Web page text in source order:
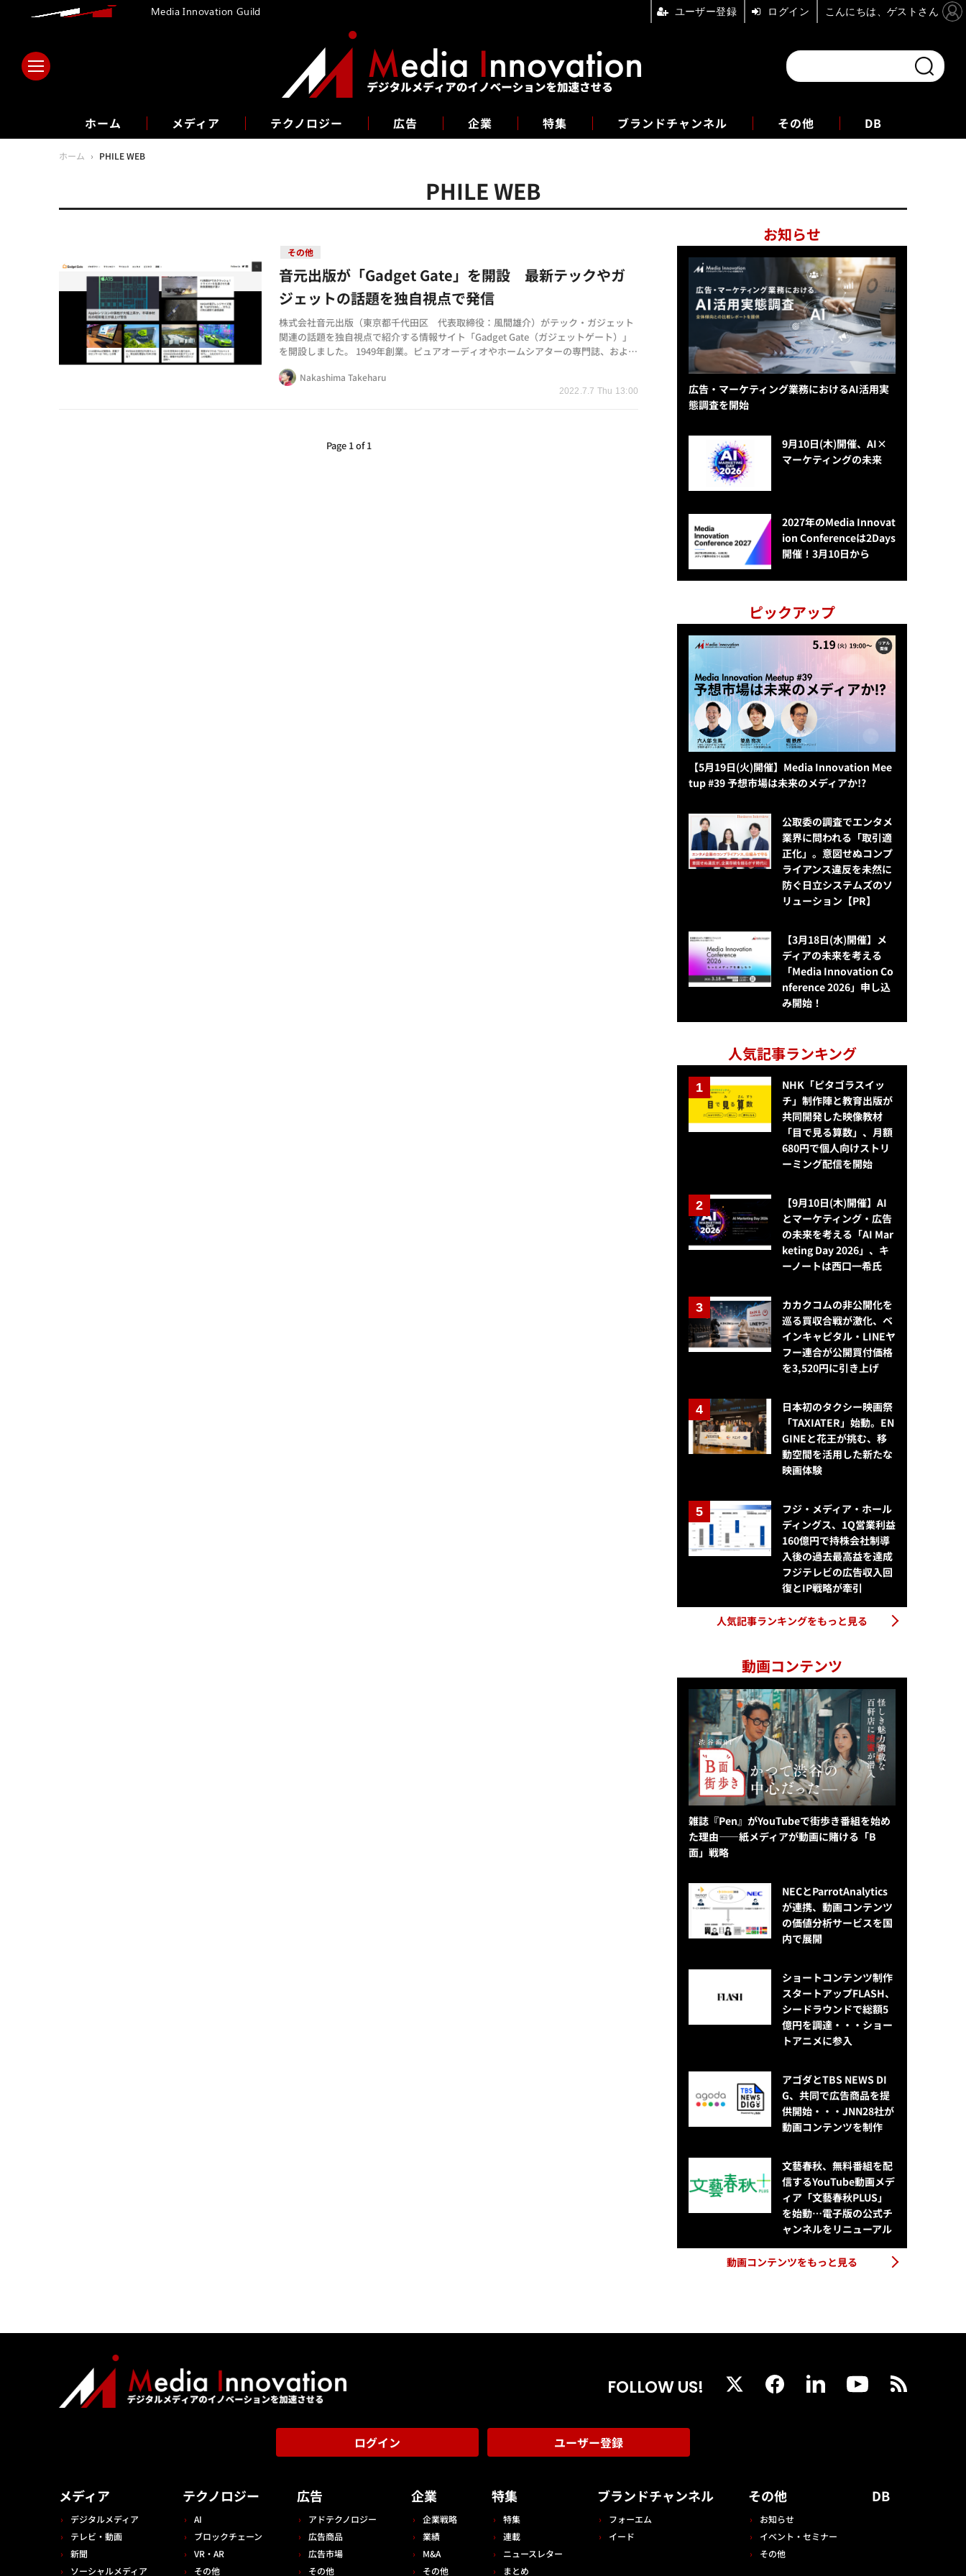
ホーム メディア テクノロジー 広告 企業 特集 ブランドチャンネル
フォーエム その他 DB
ホーム › PHILE WEB
PHILE WEB
その他
2022.7.7 Thu 13:00
音元出版が「Gadget Gate」を開設 最新テックやガ
ジェットの話題を独自視点で発信
株式会社音元出版（東京都千代田区 代表取締役：風間雄介）がテック・ガジェット
関連の話題を独自視点で紹介する情報サイト「Gadget Gate（ガジェットゲート）」
を開設しました。 1949年創業。ピュアオーディオやホームシアターの専門誌、および
ウェブメディアを発信す…
Nakashima Takeharu
Page 1 of 1
お知らせ
広告・マーケティング業務におけるAI活用実
態調査を開始
9月10日(木)開催、AI×
マーケティングの未来
2027年のMedia Innovat
ion Conferenceは2Days
開催！3月10日から
ピックアップ
【5月19日(火)開催】Media Innovation Mee
tup #39 予想市場は未来のメディアか!?
公​​取委の調査でエンタメ
業界に問われる「取引適
正化」。意図せぬコンプ
ライアンス違反を未然に
防ぐ日立システムズのソ
リューション​【PR】
【3月18日(水)開催】メ
ディアの未来を考える
「Media Innovation Co
nference 2026」申し込
み開始！
人気記事ランキング
NHK「ピタゴラスイッ
チ」制作陣と教育出版が
共同開発した映像教材
「目で見る算数」、月額
680円で個人向けストリ
ーミング配信を開始
【9月10日(木)開催】AI
とマーケティング・広告
の未来を考える「AI Mar
keting Day 2026」、キ
ーノートは西口一希氏
カカクコムの非公開化を
巡る買収合戦が激化、ベ
インキャピタル・LINEヤ
フー連合が公開買付価格
を3,520円に引き上げ
日本初のタクシー映画祭
「TAXIATER」始動。EN
GINEと花王が挑む、移
動空間を活用した新たな
映画体験
フジ・メディア・ホール
ディングス、1Q営業利益
160億円で持株会社制導
入後の過去最高益を達成
フジテレビの広告収入回
復とIP戦略が牽引
人気記事ランキングをもっと見る
動画コンテンツ
雑誌『Pen』がYouTubeで街歩き番組を始め
た理由——紙メディアが動画に賭ける「B
面」戦略
NECとParrotAnalytics
が連携、動画コンテンツ
の価値分析サービスを国
内で展開
ショートコンテンツ制作
スタートアップFLASH、
シードラウンドで総額5
億円を調達・・・ショー
トアニメに参入
アゴダとTBS NEWS DI
G、共同で広告商品を提
供開始・・・JNN28社が
動画コンテンツを制作
文藝春秋、無料番組を配
信するYouTube動画メデ
ィア「文藝春秋PLUS」
を始動…電子版の公式チ
ャンネルをリニューアル
動画コンテンツをもっと見る
FOLLOW US!
ログイン ユーザー登録
メディア
デジタルメディア
テレビ・動画
新聞
ソーシャルメディア
テクノロジー
AI
ブロックチェーン
VR・AR
その他
広告
アドテクノロジー
広告商品
広告市場
その他
企業
企業戦略
業績
M&A
その他
特集
特集
連載
ニュースレター
まとめ
ブランドチャンネル
フォーエム
イード
その他
お知らせ
イベント・セミナー
その他
DB
Media Innovation Guild ユーザー登録 ログイン こんにちは、ゲストさん